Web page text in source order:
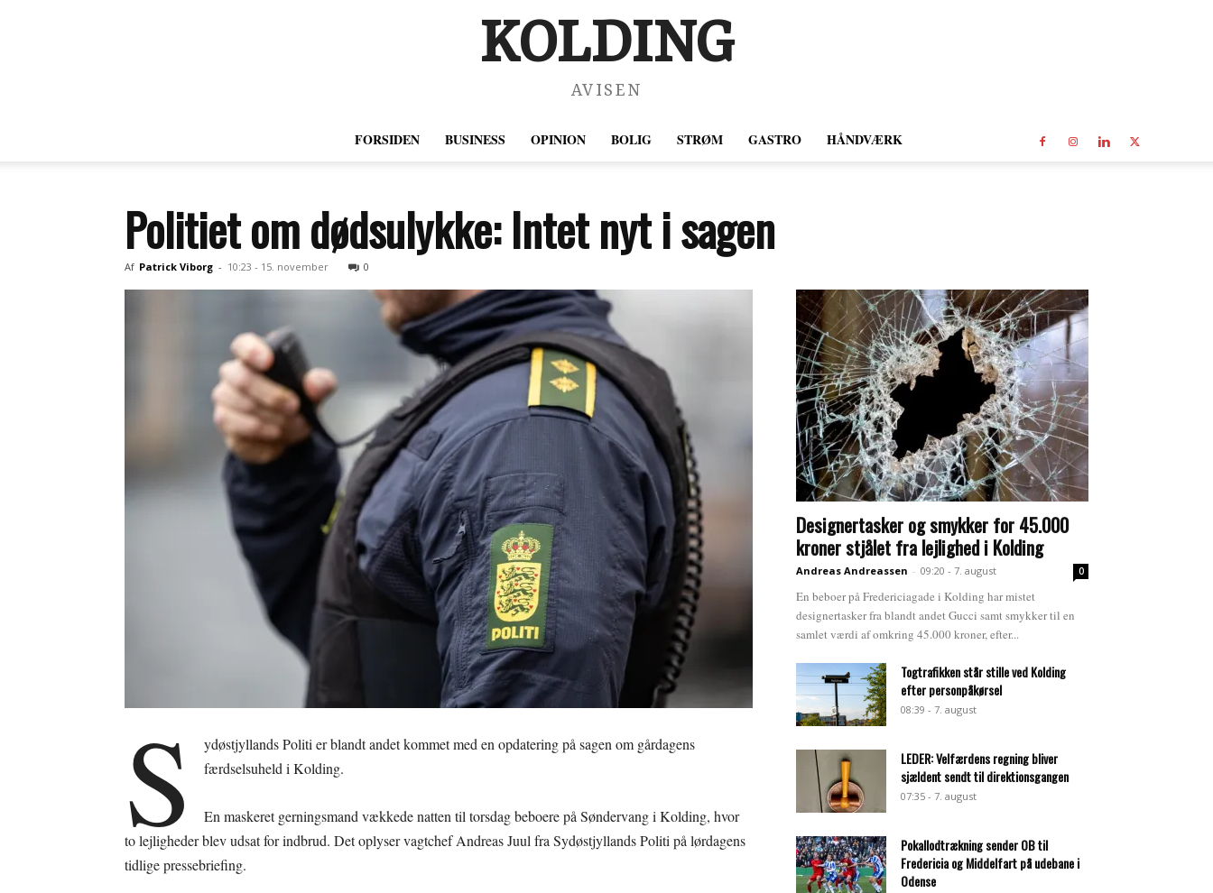
KOLDING
AVISEN
FORSIDEN BUSINESS OPINION BOLIG STRØM GASTRO HÅNDVÆRK
Politiet om dødsulykke: Intet nyt i sagen
Af Patrick Viborg - 10:23 - 15. november 0
S
ydøstjyllands Politi er blandt andet kommet med en opdatering på sagen om gårdagens
færdselsuheld i Kolding.
En maskeret gerningsmand vækkede natten til torsdag beboere på Søndervang i Kolding, hvor
to lejligheder blev udsat for indbrud. Det oplyser vagtchef Andreas Juul fra Sydøstjyllands Politi på lørdagens
tidlige pressebriefing.
Designertasker og smykker for 45.000
kroner stjålet fra lejlighed i Kolding
Andreas Andreassen - 09:20 - 7. august 0
En beboer på Fredericiagade i Kolding har mistet
designertasker fra blandt andet Gucci samt smykker til en
samlet værdi af omkring 45.000 kroner, efter...
Togtrafikken står stille ved Kolding
efter personpåkørsel
08:39 - 7. august
LEDER: Velfærdens regning bliver
sjældent sendt til direktionsgangen
07:35 - 7. august
Pokallodtrækning sender OB til
Fredericia og Middelfart på udebane i
Odense